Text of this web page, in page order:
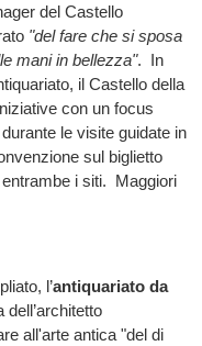
del Castello
"del fare che si sposa
mani in bellezza". In
il Castello della
con un focus
le visite guidate in
sul biglietto
entrambe i siti. Maggiori
l’antiquariato da
dell’architetto
all'arte antica "del di